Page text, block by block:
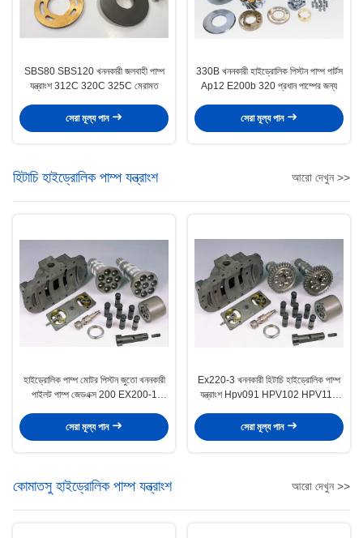
SBS80 SBS120 খননকারী জলবাহী পাম্প
যন্ত্রাংশ 312C 320C 325C মেরামত
সেরা মূল্য পান
330B খননকারী হাইড্রোলিক পিস্টন পাম্প পার্টস
Ap12 E200b 320 প্রধান পাম্পের জন্য
সেরা মূল্য পান
হিটাচি হাইড্রোলিক পাম্প যন্ত্রাংশ আরো দেখুন >>
হাইড্রোলিক পাম্প মোটর পিস্টন জুতো খননকারী
পাইলট পাম্প জেডএক্স 200 EX200-1
সেরা মূল্য পান
Ex220-3 খননকারী হিটাচি হাইড্রোলিক পাম্প
যন্ত্রাংশ Hpv091 HPV102 HPV116
সেরা মূল্য পান
কোমাতসু হাইড্রোলিক পাম্প যন্ত্রাংশ আরো দেখুন >>